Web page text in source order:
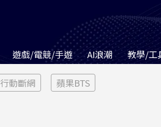
遊戲/電競/手遊 AI浪潮 教學/工
行動斷網 蘋果BTS